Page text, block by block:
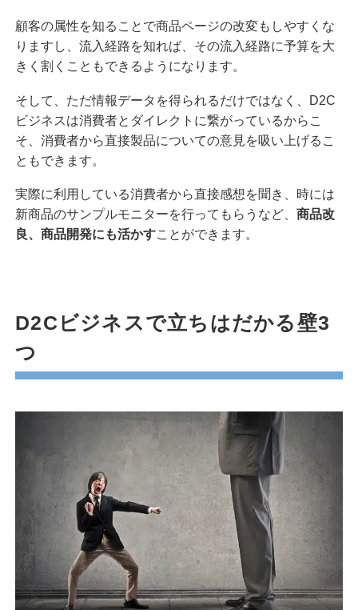
顧客の属性を知ることで商品ページの改変もしやすくな
りますし、流入経路を知れば、その流入経路に予算を大
きく割くこともできるようになります。
そして、ただ情報データを得られるだけではなく、D2C
ビジネスは消費者とダイレクトに繋がっているからこ
そ、消費者から直接製品についての意見を吸い上げるこ
ともできます。
実際に利用している消費者から直接感想を聞き、時には
新商品のサンプルモニターを行ってもらうなど、 商品改
良、商品開発にも活かすことができます。
D2Cビジネスで立ちはだかる壁3
つ